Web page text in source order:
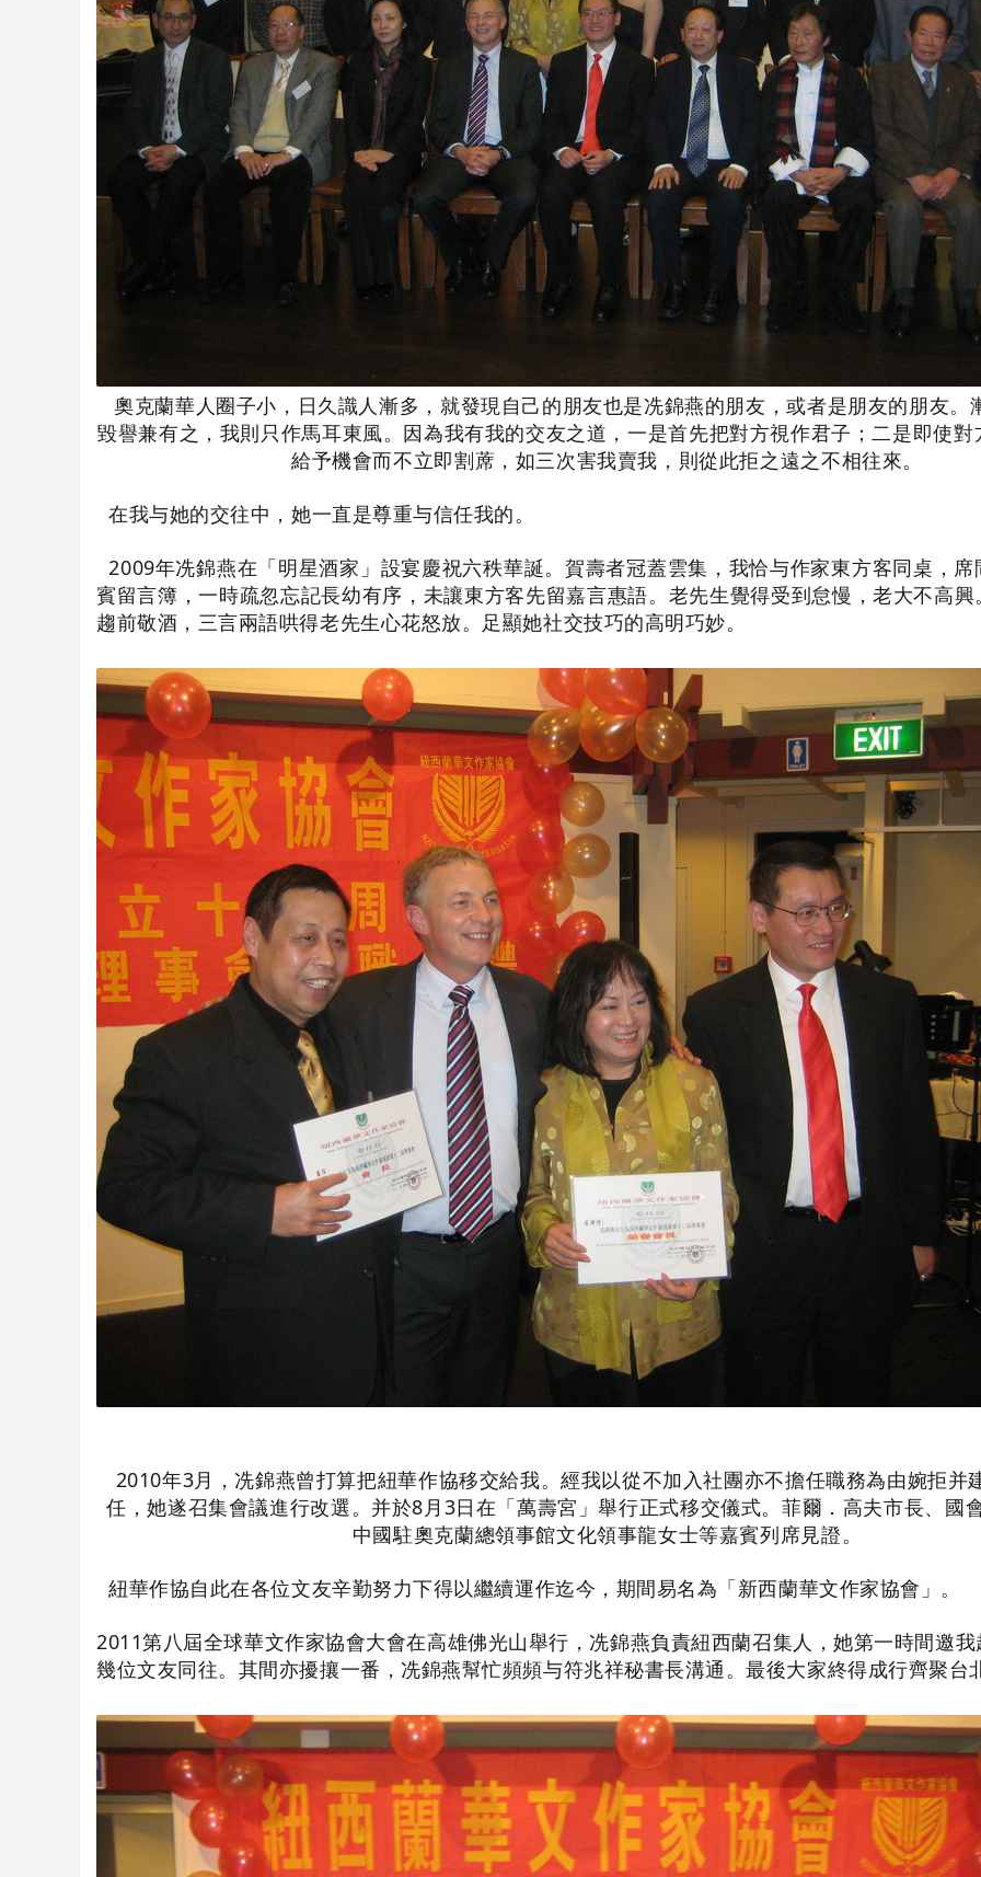
奧克蘭華人圈子小，日久識人漸多，就發現自己的朋友也是冼錦燕的朋友，或者是朋友的朋友。
毀譽兼有之，我則只作馬耳東風。因為我有我的交友之道，一是首先把對方視作君子；二是即使
給予機會而不立即割蓆，如三次害我賣我，則從此拒之遠之不相往來。
在我与她的交往中，她一直是尊重与信任我的。
2009年冼錦燕在「明星酒家」設宴慶祝六秩華誕。賀壽者冠蓋雲集，我恰与作家東方客同桌，
賓留言簿，一時疏忽忘記長幼有序，未讓東方客先留嘉言惠語。老先生覺得受到怠慢，老大不高
趨前敬酒，三言兩語哄得老先生心花怒放。足顯她社交技巧的高明巧妙。
2010年3月，冼錦燕曾打算把紐華作協移交給我。經我以從不加入社團亦不擔任職務為由婉拒并
任，她遂召集會議進行改選。并於8月3日在「萬壽宮」舉行正式移交儀式。菲爾．高夫市長、國
中國駐奧克蘭總領事館文化領事龍女士等嘉賓列席見證。
紐華作協自此在各位文友辛勤努力下得以繼續運作迄今，期間易名為「新西蘭華文作家協會」。
2011第八屆全球華文作家協會大會在高雄佛光山舉行，冼錦燕負責紐西蘭召集人，她第一時間邀
幾位文友同往。其間亦擾攘一番，冼錦燕幫忙頻頻与符兆祥秘書長溝通。最後大家終得成行齊聚台